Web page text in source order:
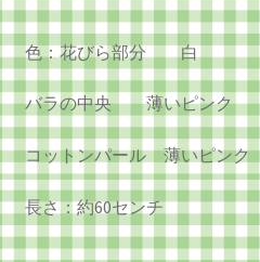
色：花びら部分 白
バラの中央 薄いピンク
コットンパール 薄いピンク
長さ：約60センチ